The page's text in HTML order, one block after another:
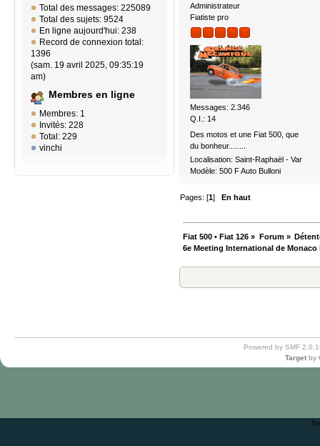
Total des messages: 225089
Total des sujets: 9524
En ligne aujourd'hui: 238
Record de connexion total:
1396
(sam. 19 avril 2025, 09:35:19
am)
Membres en ligne
Membres: 1
Invités: 228
Total: 229
vinchi
Administrateur
Fiatiste pro
Messages: 2.346
Q.I.: 14
Des motos et une Fiat 500, que
du bonheur........
Localisation: Saint-Raphaël - Var
Modèle: 500 F Auto Bulloni
Pages: [1]En haut
Fiat 500 • Fiat 126 » Forum»
6e Meeting International de Monaco
Powered by SMF
Target by